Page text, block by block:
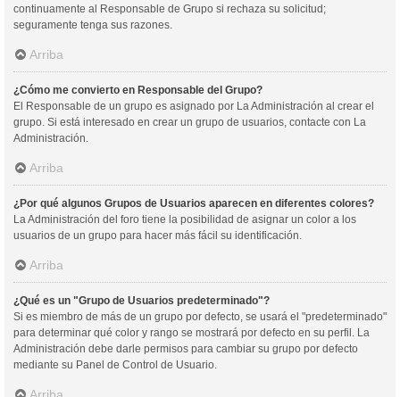
continuamente al Responsable de Grupo si rechaza su solicitud;
seguramente tenga sus razones.
Arriba
¿Cómo me convierto en Responsable del Grupo?
El Responsable de un grupo es asignado por La Administración al crear el
grupo. Si está interesado en crear un grupo de usuarios, contacte con La
Administración.
Arriba
¿Por qué algunos Grupos de Usuarios aparecen en diferentes colores?
La Administración del foro tiene la posibilidad de asignar un color a los
usuarios de un grupo para hacer más fácil su identificación.
Arriba
¿Qué es un "Grupo de Usuarios predeterminado"?
Si es miembro de más de un grupo por defecto, se usará el "predeterminado"
para determinar qué color y rango se mostrará por defecto en su perfil. La
Administración debe darle permisos para cambiar su grupo por defecto
mediante su Panel de Control de Usuario.
Arriba